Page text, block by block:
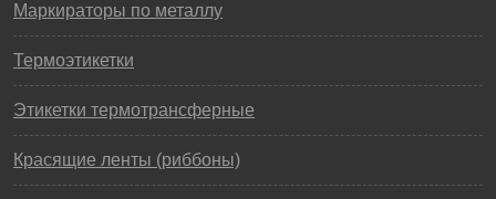
Маркираторы по металлу
Термоэтикетки
Этикетки термотрансферные
Красящие ленты (риббоны)